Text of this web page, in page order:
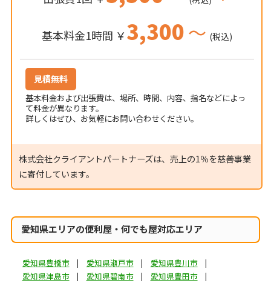
基本料金1時間 ￥3,300～ (税込)
見積無料
基本料金および出張費は、場所、時間、内容、指名などによっ
て料金が異なります。
詳しくはぜひ、お気軽にお問い合わせください。
株式会社クライアントパートナーズは、売上の1％を慈善事業
に寄付しています。
愛知県エリアの便利屋・何でも屋対応エリア
愛知県豊橋市 愛知県瀬戸市
愛知県豊川市
愛知県津島市
愛知県碧南市
愛知県豊田市